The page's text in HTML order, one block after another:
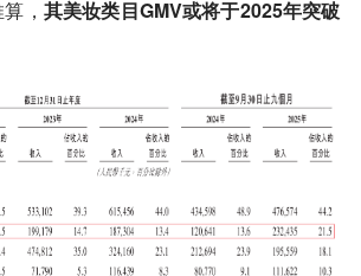
， 其美妆类目GMV或将于2025年突破